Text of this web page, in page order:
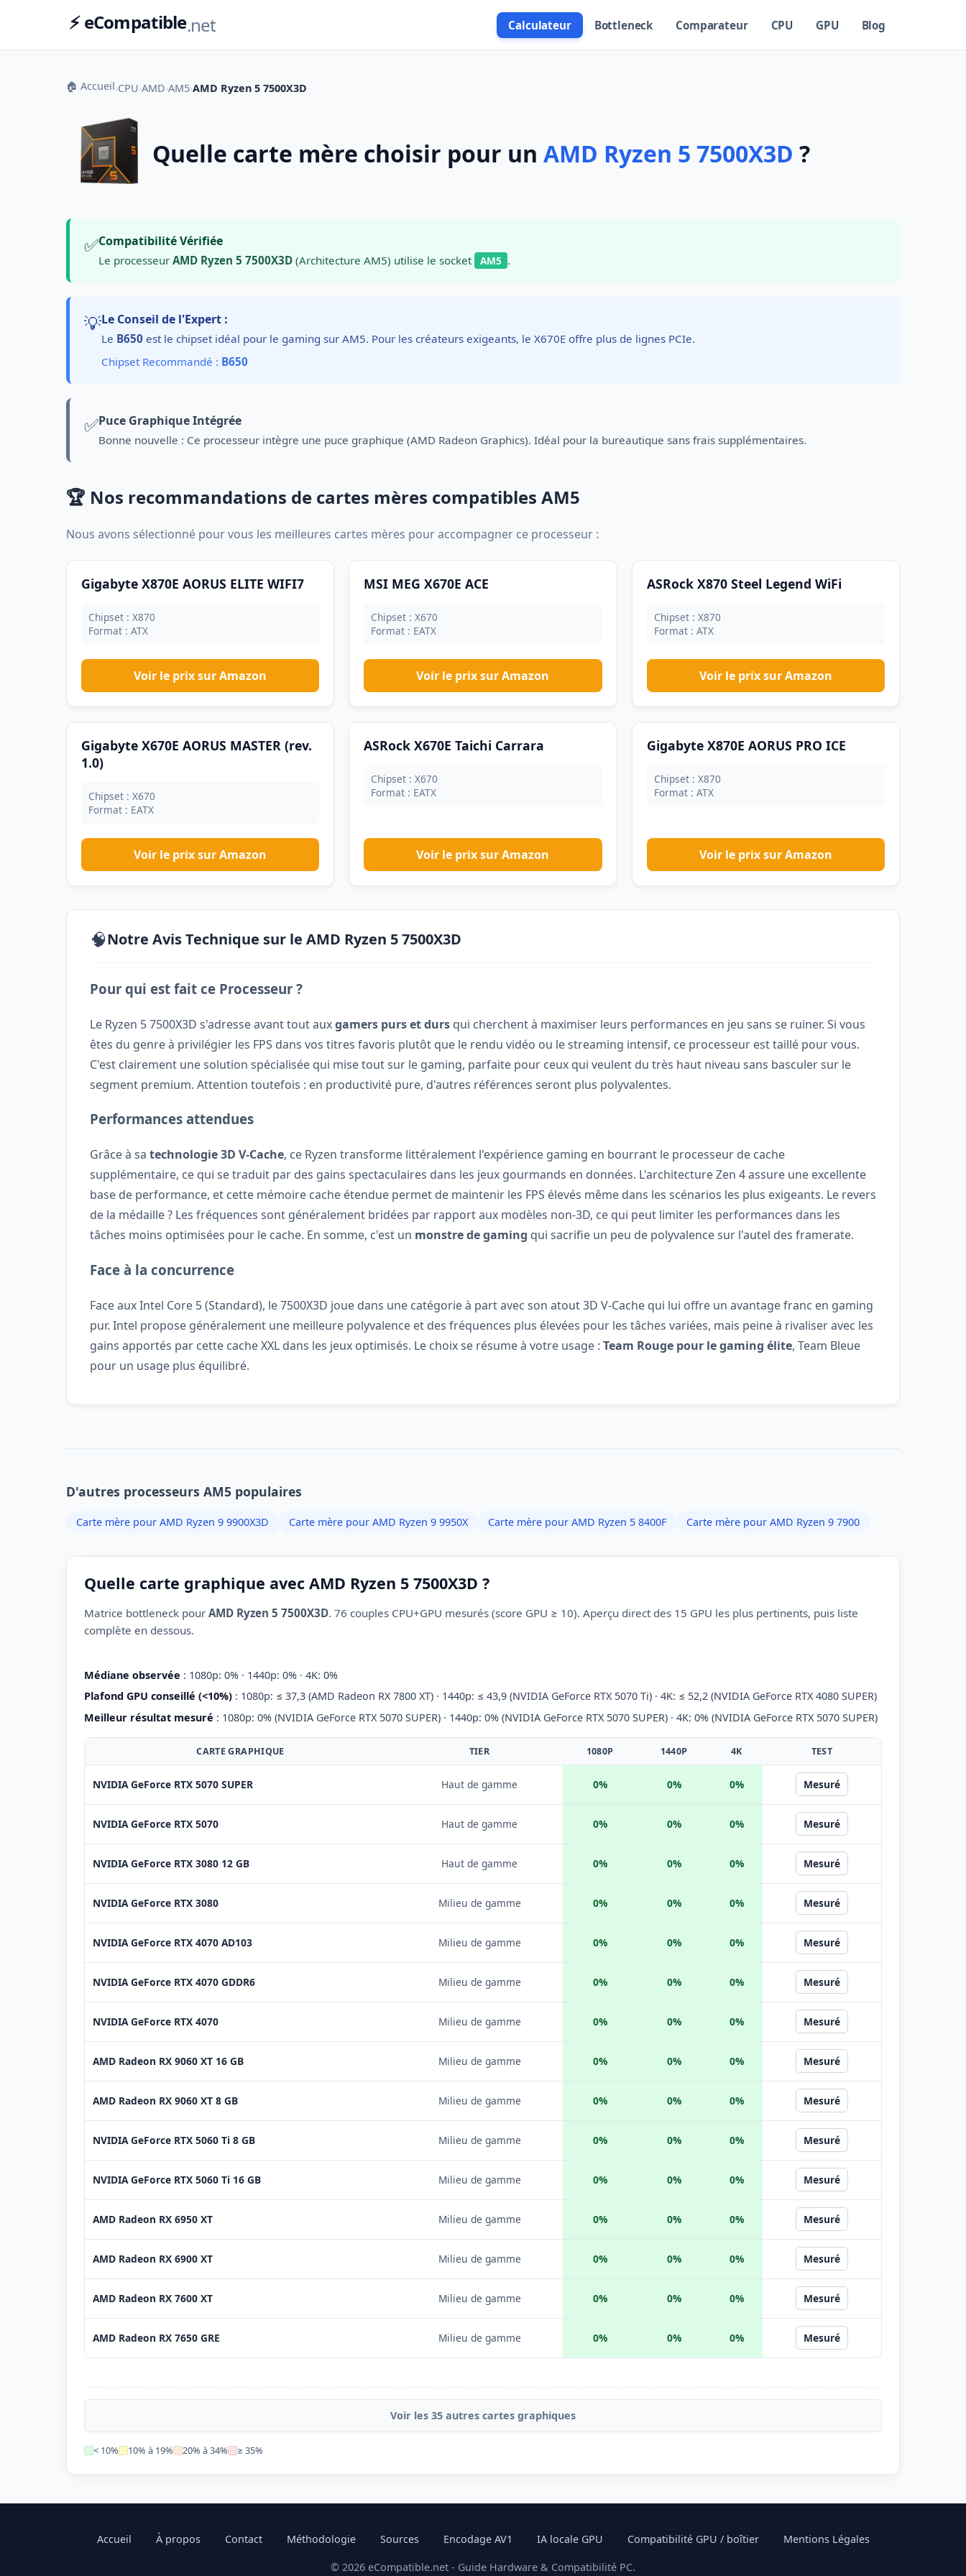
⚡ eCompatible.net Calculateur Bottleneck Comparateur CPU GPU Blog
🏠 Accueil›CPU›AMD›AM5›AMD Ryzen 5 7500X3D
Quelle carte mère choisir pour un AMD Ryzen 5 7500X3D ?
✅Compatibilité Vérifiée
Le processeur AMD Ryzen 5 7500X3D (Architecture AM5) utilise le socket AM5 .
💡Le Conseil de l'Expert :
Le B650 est le chipset idéal pour le gaming sur AM5. Pour les créateurs exigeants, le X670E offre plus de lignes PCIe.
Chipset Recommandé : B650
✅Puce Graphique Intégrée
Bonne nouvelle : Ce processeur intègre une puce graphique (AMD Radeon Graphics). Idéal pour la bureautique sans frais supplémentaires.
🏆 Nos recommandations de cartes mères compatibles AM5
Nous avons sélectionné pour vous les meilleures cartes mères pour accompagner ce processeur :
Gigabyte X870E AORUS ELITE WIFI7
Chipset : X870
Format : ATX
Voir le prix sur Amazon
MSI MEG X670E ACE
Chipset : X670
Format : EATX
Voir le prix sur Amazon
ASRock X870 Steel Legend WiFi
Chipset : X870
Format : ATX
Voir le prix sur Amazon
Gigabyte X670E AORUS MASTER (rev.
1.0)
Chipset : X670
Format : EATX
Voir le prix sur Amazon
ASRock X670E Taichi Carrara
Chipset : X670
Format : EATX
Voir le prix sur Amazon
Gigabyte X870E AORUS PRO ICE
Chipset : X870
Format : ATX
Voir le prix sur Amazon
🧠Notre Avis Technique sur le AMD Ryzen 5 7500X3D
Pour qui est fait ce Processeur ?
Le Ryzen 5 7500X3D s'adresse avant tout auxgamers purs et durs qui cherchent à maximiser leurs performances en jeu sans se ruiner. Si vous
êtes du genre à privilégier les FPS dans vos titres favoris plutôt que le rendu vidéo ou le streaming intensif, ce processeur est taillé pour vous.
C'est clairement une solution spécialisée qui mise tout sur le gaming, parfaite pour ceux qui veulent du très haut niveau sans basculer sur le
segment premium. Attention toutefois : en productivité pure, d'autres références seront plus polyvalentes.
Performances attendues
Grâce à sa technologie 3D V-Cache, ce Ryzen transforme littéralement l'expérience gaming en bourrant le processeur de cache
supplémentaire, ce qui se traduit par des gains spectaculaires dans les jeux gourmands en données. L'architecture Zen 4 assure une excellente
base de performance, et cette mémoire cache étendue permet de maintenir les FPS élevés même dans les scénarios les plus exigeants. Le revers
de la médaille ? Les fréquences sont généralement bridées par rapport aux modèles non-3D, ce qui peut limiter les performances dans les
tâches moins optimisées pour le cache. En somme, c'est un monstre de gaming qui sacrifie un peu de polyvalence sur l'autel des framerate.
Face à la concurrence
Face aux Intel Core 5 (Standard), le 7500X3D joue dans une catégorie à part avec son atout 3D V-Cache qui lui offre un avantage franc en gaming
pur. Intel propose généralement une meilleure polyvalence et des fréquences plus élevées pour les tâches variées, mais peine à rivaliser avec les
gains apportés par cette cache XXL dans les jeux optimisés. Le choix se résume à votre usage : Team Rouge pour le gaming élite, Team Bleue
pour un usage plus équilibré.
D'autres processeurs AM5 populaires
Carte mère pour AMD Ryzen 9 9900X3D Carte mère pour AMD Ryzen 9 9950X Carte mère pour AMD Ryzen 5 8400F Carte mère pour AMD Ryzen 9 7900
Quelle carte graphique avec AMD Ryzen 5 7500X3D ?
Matrice bottleneck pour AMD Ryzen 5 7500X3D. 76 couples CPU+GPU mesurés (score GPU ≥ 10). Aperçu direct des 15 GPU les plus pertinents, puis liste
complète en dessous.
Médiane observée : 1080p: 0% · 1440p: 0% · 4K: 0%
Plafond GPU conseillé (<10%) : 1080p: ≤ 37,3 (AMD Radeon RX 7800 XT) · 1440p: ≤ 43,9 (NVIDIA GeForce RTX 5070 Ti) · 4K: ≤ 52,2 (NVIDIA GeForce RTX 4080 SUPER)
Meilleur résultat mesuré : 1080p: 0% (NVIDIA GeForce RTX 5070 SUPER) · 1440p: 0% (NVIDIA GeForce RTX 5070 SUPER) · 4K: 0% (NVIDIA GeForce RTX 5070 SUPER)
CARTE GRAPHIQUE TIER 1080P 1440P 4K TEST
NVIDIA GeForce RTX 5070 SUPER Haut de gamme 0% 0% 0% Mesuré
NVIDIA GeForce RTX 5070 Haut de gamme 0% 0% 0% Mesuré
NVIDIA GeForce RTX 3080 12 GB Haut de gamme 0% 0% 0% Mesuré
NVIDIA GeForce RTX 3080 Milieu de gamme 0% 0% 0% Mesuré
NVIDIA GeForce RTX 4070 AD103 Milieu de gamme 0% 0% 0% Mesuré
NVIDIA GeForce RTX 4070 GDDR6 Milieu de gamme 0% 0% 0% Mesuré
NVIDIA GeForce RTX 4070 Milieu de gamme 0% 0% 0% Mesuré
AMD Radeon RX 9060 XT 16 GB Milieu de gamme 0% 0% 0% Mesuré
AMD Radeon RX 9060 XT 8 GB Milieu de gamme 0% 0% 0% Mesuré
NVIDIA GeForce RTX 5060 Ti 8 GB Milieu de gamme 0% 0% 0% Mesuré
NVIDIA GeForce RTX 5060 Ti 16 GB Milieu de gamme 0% 0% 0% Mesuré
AMD Radeon RX 6950 XT Milieu de gamme 0% 0% 0% Mesuré
AMD Radeon RX 6900 XT Milieu de gamme 0% 0% 0% Mesuré
AMD Radeon RX 7600 XT Milieu de gamme 0% 0% 0% Mesuré
AMD Radeon RX 7650 GRE Milieu de gamme 0% 0% 0% Mesuré
Voir les 35 autres cartes graphiques
< 10% 10% à 19% 20% à 34% ≥ 35%
Accueil À propos Contact Méthodologie Sources Encodage AV1 IA locale GPU Compatibilité GPU / boîtier Mentions Légales
© 2026 eCompatible.net - Guide Hardware & Compatibilité PC.